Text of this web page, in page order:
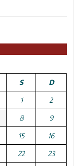
S D
1 2
8 9
15 16
22 23